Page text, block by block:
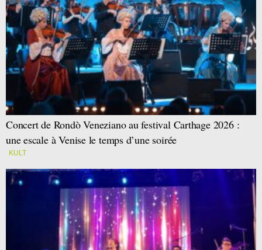
Concert de Rondò Veneziano au festival Carthage 2026 :
une escale à Venise le temps d’une soirée
KULT